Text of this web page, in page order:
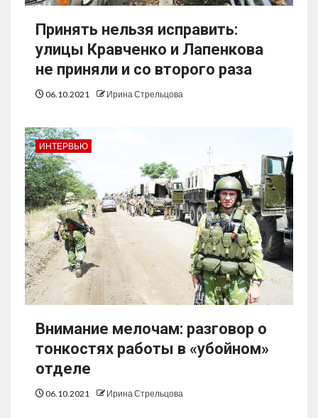
Принять нельзя исправить:
улицы Кравченко и Лапенкова
не приняли и со второго раза
06.10.2021 Ирина Стрельцова
ИНТЕРВЬЮ
Внимание мелочам: разговор о
тонкостях работы в «убойном»
отделе
06.10.2021 Ирина Стрельцова